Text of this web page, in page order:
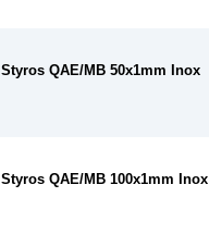
Styros QAE/MB 50x1mm Inox
Styros QAE/MB 100x1mm Inox